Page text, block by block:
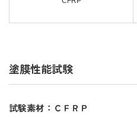
塗膜性能試験
試験素材：ＣＦＲＰ